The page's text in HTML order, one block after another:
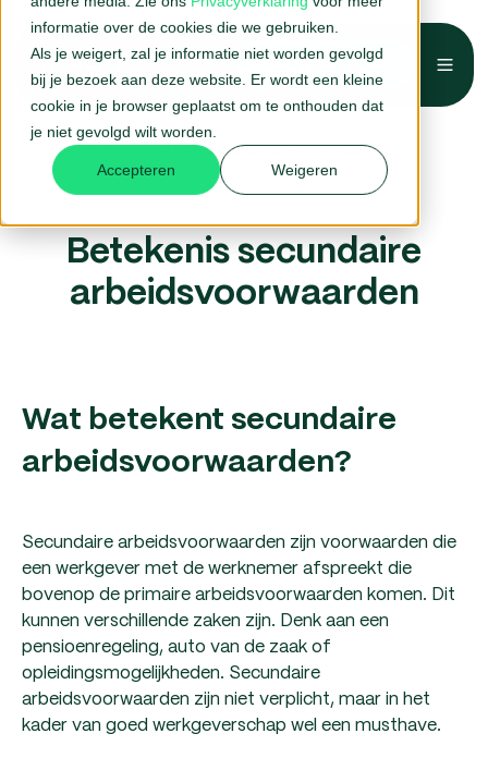
informatie over de cookies die we gebruiken.
Als je weigert, zal je informatie niet worden gevolgd
bij je bezoek aan deze website. Er wordt een kleine
cookie in je browser geplaatst om te onthouden dat
je niet gevolgd wilt worden.
Accepteren Weigeren
Belafspraak →
Home
HR-woordenboek
Betekenis secundaire arbeidsvoorwaarden
Betekenis secundaire
arbeidsvoorwaarden
Wat betekent secundaire
arbeidsvoorwaarden?
Secundaire arbeidsvoorwaarden zijn voorwaarden die
een werkgever met de werknemer afspreekt die
bovenop de primaire arbeidsvoorwaarden komen. Dit
kunnen verschillende zaken zijn. Denk aan een
pensioenregeling, auto van de zaak of
opleidingsmogelijkheden. Secundaire
arbeidsvoorwaarden zijn niet verplicht, maar in het
kader van goed werkgeverschap wel een musthave.